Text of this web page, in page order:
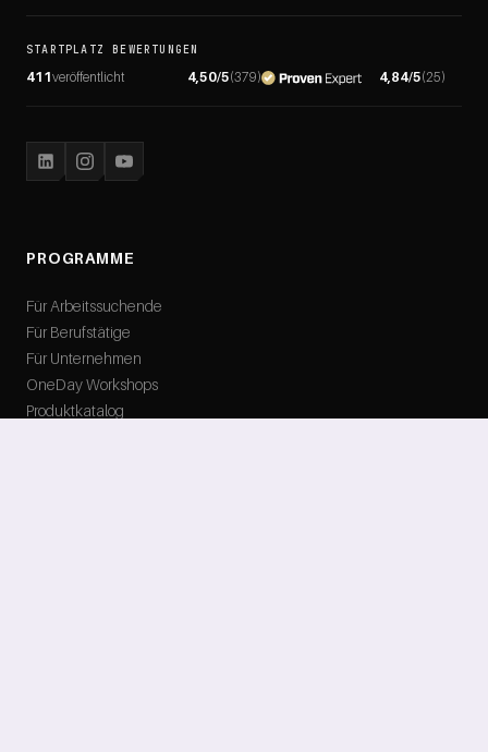
STARTPLATZ BEWERTUNGEN
411veröffentlicht 4,50/5(379) 4,84/5(25)
PROGRAMME
Für Arbeitssuchende
Für Berufstätige
Für Unternehmen
OneDay Workshops
Produktkatalog